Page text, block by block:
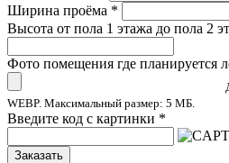
Ширина проёма *
Высота от пола 1 этажа до пола 2
Фото помещения где планируется
WEBP. Максимальный размер: 5 МБ.
Введите код с картинки *
Заказать